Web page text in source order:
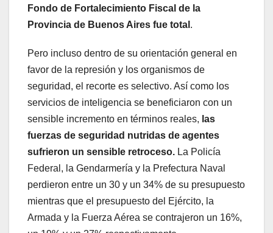
Fondo de Fortalecimiento Fiscal de la
Provincia de Buenos Aires fue total .
Pero incluso dentro de su orientación general en
favor de la represión y los organismos de
seguridad, el recorte es selectivo. Así como los
servicios de inteligencia se beneficiaron con un
sensible incremento en términos reales, las
fuerzas de seguridad nutridas de agentes
sufrieron un sensible retroceso. La Policía
Federal, la Gendarmería y la Prefectura Naval
perdieron entre un 30 y un 34% de su presupuesto
mientras que el presupuesto del Ejército, la
Armada y la Fuerza Aérea se contrajeron un 16%,